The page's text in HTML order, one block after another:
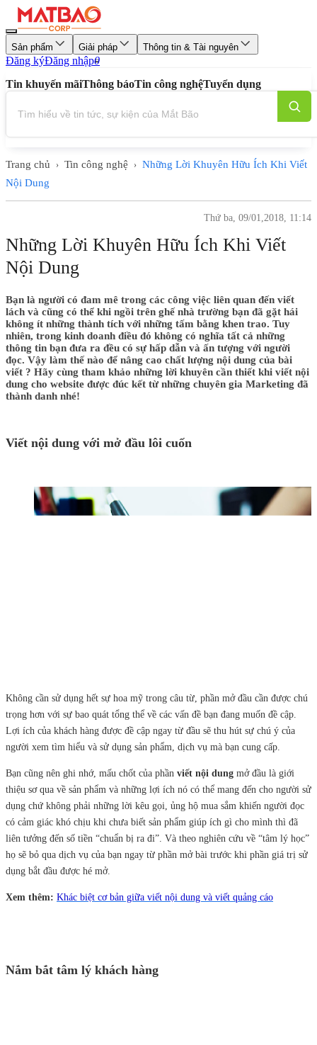
Sản phẩm Giải pháp Thông tin & Tài nguyên
Đăng kýĐăng nhập0
Tin khuyến mãiThông báoTin công nghệTuyển dụng
Trang chủ › Tin công nghệ › Những Lời Khuyên Hữu Ích Khi Viết
Nội Dung
Thứ ba, 09/01,2018, 11:14
Những Lời Khuyên Hữu Ích Khi Viết
Nội Dung
Bạn là người có đam mê trong các công việc liên quan đến viết
lách và cũng có thể khi ngồi trên ghế nhà trường bạn đã gặt hái
không ít những thành tích với những tấm bằng khen trao. Tuy
nhiên, trong kinh doanh điều đó không có nghĩa tất cả những
thông tin bạn đưa ra đều có sự hấp dẫn và ấn tượng với người
đọc. Vậy làm thế nào để nâng cao chất lượng nội dung của bài
viết ? Hãy cùng tham khảo những lời khuyên cần thiết khi viết nội
dung cho website được đúc kết từ những chuyên gia Marketing đã
thành danh nhé!
Viết nội dung với mở đầu lôi cuốn
Không cần sử dụng hết sự hoa mỹ trong câu từ, phần mở đầu cần được chú
trọng hơn với sự bao quát tổng thể về các vấn đề bạn đang muốn đề cập.
Lợi ích của khách hàng được đề cập ngay từ đầu sẽ thu hút sự chú ý của
người xem tìm hiểu và sử dụng sản phẩm, dịch vụ mà bạn cung cấp.
Bạn cũng nên ghi nhớ, mấu chốt của phần viết nội dung mở đầu là giới
thiệu sơ qua về sản phẩm và những lợi ích nó có thể mang đến cho người sử
dụng chứ không phải những lời kêu gọi, ủng hộ mua sắm khiến người đọc
có cảm giác khó chịu khi chưa biết sản phẩm giúp ích gì cho mình thì đã
liên tưởng đến số tiền “chuẩn bị ra đi”. Và theo nghiên cứu về “tâm lý học”
họ sẽ bỏ qua dịch vụ của bạn ngay từ phần mở bài trước khi phần giá trị sử
dụng bắt đầu được hé mở.
Xem thêm: Khác biệt cơ bản giữa viết nội dung và viết quảng cáo
Nắm bắt tâm lý khách hàng